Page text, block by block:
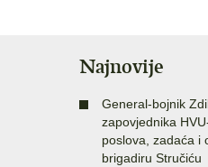
Najnovije
General-bojnik
zapovjednika
poslova, zadaća i
brigadiru Stručiću